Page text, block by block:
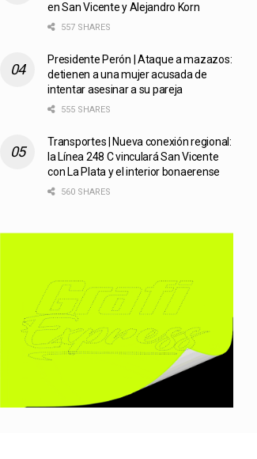
en San Vicente y Alejandro Korn
557 SHARES
Presidente Perón | Ataque a mazazos:
detienen a una mujer acusada de
intentar asesinar a su pareja
555 SHARES
Transportes | Nueva conexión regional:
la Línea 248 C vinculará San Vicente
con La Plata y el interior bonaerense
560 SHARES